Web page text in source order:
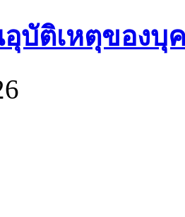
บัติเหตุของบุ